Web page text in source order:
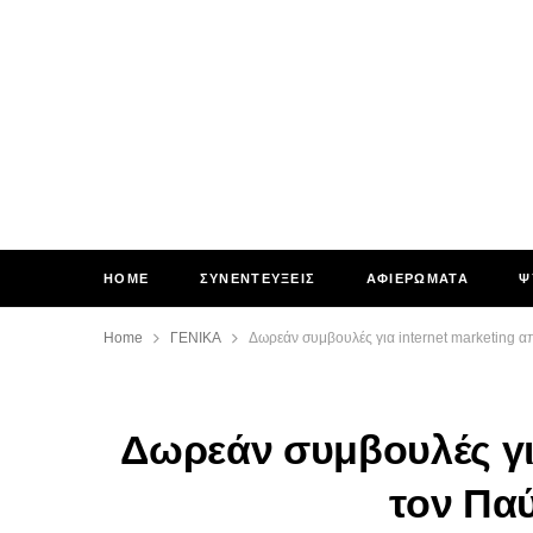
HOME ΣΥΝΕΝΤΕΥΞΕΙΣ ΑΦΙΕΡΩΜΑΤΑ
Home ΓΕΝΙΚΑ Δωρεάν συμβουλές για internet marketing
Δωρεάν συμβουλές
τον